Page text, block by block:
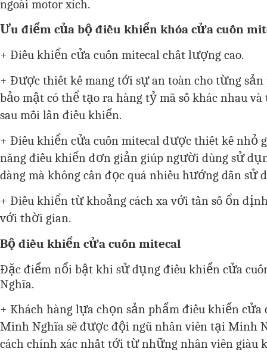
ngoài motor xích.
Ưu điểm của bộ điều khiển khóa cửa cuốn
+ Điều khiển cửa cuốn mitecal chất lượng cao.
+ Được thiết kế mang tới sự an toàn cho từng
bảo mật có thể tạo ra hàng tỷ mã số khác nhau
sau mỗi lần điều khiển.
+ Điều khiển cửa cuốn mitecal được thiết kế nhỏ
năng điều khiển đơn giản giúp người dùng sử
dàng mà không cần đọc quá nhiều hướng dẫn sử
+ Điều khiển từ khoảng cách xa với tần số ổn
với thời gian.
Bộ điều khiển cửa cuốn mitecal
Đặc điểm nổi bật khi sử dụng điều khiển cửa
Nghĩa.
+ Khách hàng lựa chọn sản phẩm điều khiển cửa
Minh Nghĩa sẽ được đội ngũ nhân viên tại Minh
cách chính xác nhất tới từ những nhân viên giàu